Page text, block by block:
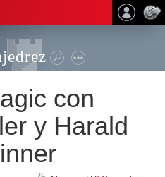
con
y Harald